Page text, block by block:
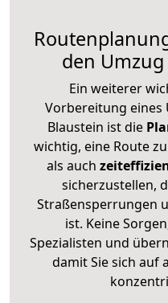
den
Ein weiterer
Vorbereitung eines
Blaustein ist die
wichtig, eine Route
als auch
sicherzustellen,
Straßensperrungen
ist. Keine
Spezialisten und
damit Sie sich auf